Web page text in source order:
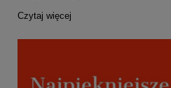
Czytaj więcej